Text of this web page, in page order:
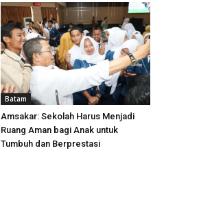
Batam
Amsakar: Sekolah Harus Menjadi
Ruang Aman bagi Anak untuk
Tumbuh dan Berprestasi